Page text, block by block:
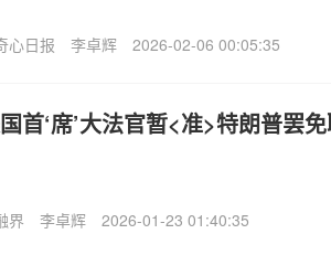
心日报 李卓辉 2026-02-06 00:05:35
首‘席’大法官暂<准>特朗普罢
界 李卓辉 2026-01-23 01:40:35